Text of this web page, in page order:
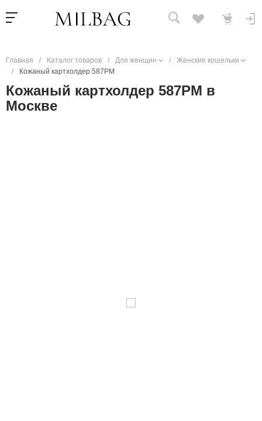
Главная / Каталог товаров / Для женщин /
Женские кошельки
/
Кожаный картхолдер 587PM
Кожаный картхолдер 587PM в
Москве